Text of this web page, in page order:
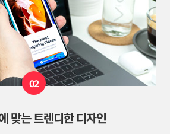
02
맞는 트렌디한 디자인